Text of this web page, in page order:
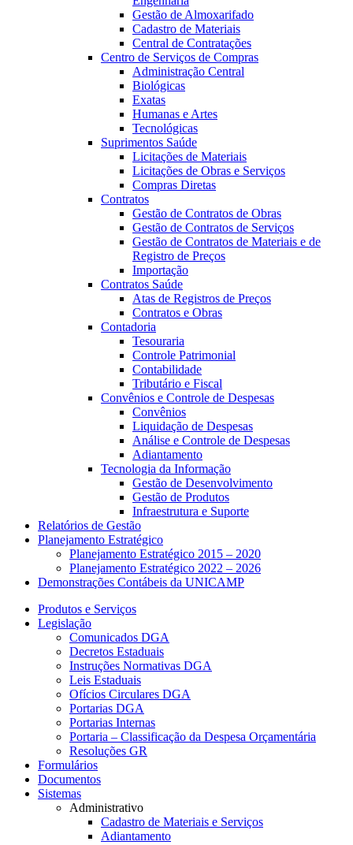
Gestão de Almoxarifado
Cadastro de Materiais
Central de Contratações
Centro de Serviços de Compras
Administração Central
Biológicas
Exatas
Humanas e Artes
Tecnológicas
Suprimentos Saúde
Licitações de Materiais
Licitações de Obras e Serviços
Compras Diretas
Contratos
Gestão de Contratos de Obras
Gestão de Contratos de Serviços
Gestão de Contratos de Materiais e de
Registro de Preços
Importação
Contratos Saúde
Atas de Registros de Preços
Contratos e Obras
Contadoria
Tesouraria
Controle Patrimonial
Contabilidade
Tributário e Fiscal
Convênios e Controle de Despesas
Convênios
Liquidação de Despesas
Análise e Controle de Despesas
Adiantamento
Tecnologia da Informação
Gestão de Desenvolvimento
Gestão de Produtos
Infraestrutura e Suporte
Relatórios de Gestão
Planejamento Estratégico
Planejamento Estratégico 2015 – 2020
Planejamento Estratégico 2022 – 2026
Demonstrações Contábeis da UNICAMP
Produtos e Serviços
Legislação
Comunicados DGA
Decretos Estaduais
Instruções Normativas DGA
Leis Estaduais
Ofícios Circulares DGA
Portarias DGA
Portarias Internas
Portaria – Classificação da Despesa Orçamentária
Resoluções GR
Formulários
Documentos
Sistemas
Administrativo
Cadastro de Materiais e Serviços
Adiantamento